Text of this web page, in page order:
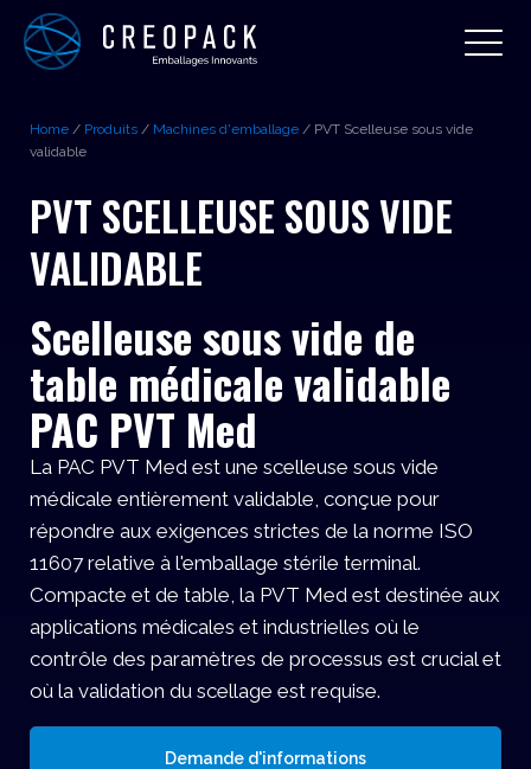
Home / Produits / Machines d'emballage / PVT Scelleuse sous vide
validable
PVT SCELLEUSE SOUS VIDE
VALIDABLE
Scelleuse sous vide de
table médicale validable
PAC PVT Med
La PAC PVT Med est une scelleuse sous vide
médicale entièrement validable, conçue pour
répondre aux exigences strictes de la norme ISO
11607 relative à l'emballage stérile terminal.
Compacte et de table, la PVT Med est destinée aux
applications médicales et industrielles où le
contrôle des paramètres de processus est crucial et
où la validation du scellage est requise.
Demande d'informations